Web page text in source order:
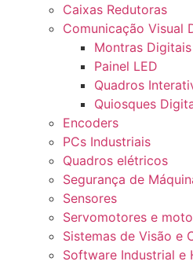
Caixas Redutoras
Comunicação Visual
Montras Digitais
Painel LED
Quadros
Quiosques
Encoders
PCs Industriais
Quadros elétricos
Segurança de
Sensores
Servomotores e
Sistemas de Visão e
Software Industrial e